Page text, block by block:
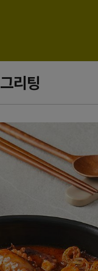
그리팅